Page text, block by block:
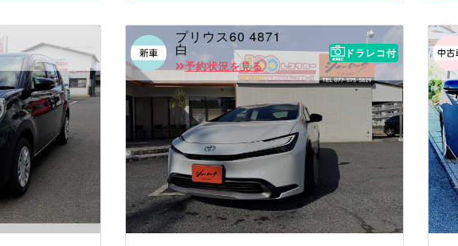
プリウス60 4871
白
予約状況を見る
ドラレコ付